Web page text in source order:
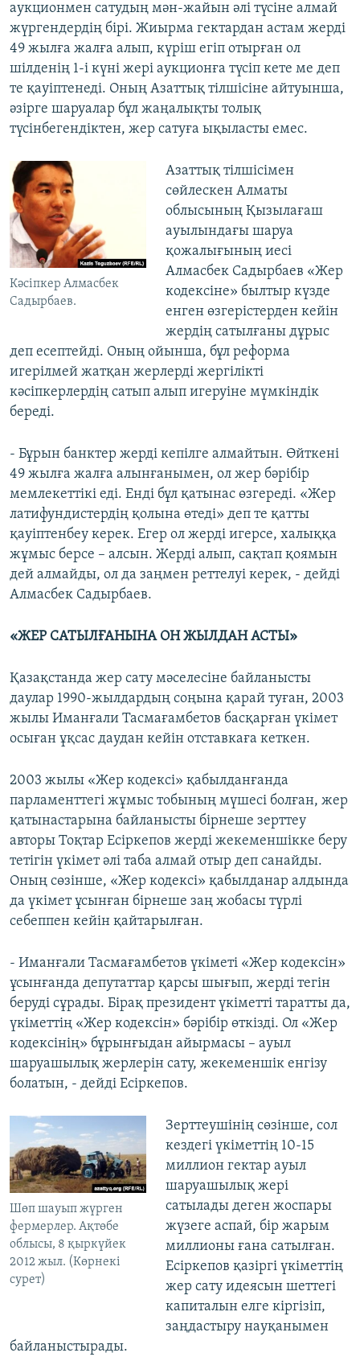
аукционмен сатудың мән-жайын әлі түсіне алмай
жүргендердің бірі. Жиырма гектардан астам жерді
49 жылға жалға алып, күріш егіп отырған ол
шілденің 1-і күні жері аукционға түсіп кете ме деп
те қауіптенеді. Оның Азаттық тілшісіне айтуынша,
әзірге шаруалар бұл жаңалықты толық
түсінбегендіктен, жер сатуға ықыласты емес.
Кәсіпкер Алмасбек
Садырбаев.
Азаттық тілшісімен
сөйлескен Алматы
облысының Қызылағаш
ауылындағы шаруа
қожалығының иесі
Алмасбек Садырбаев «Жер
кодексіне» былтыр күзде
енген өзгерістерден кейін
жердің сатылғаны дұрыс
деп есептейді. Оның ойынша, бұл реформа
игерілмей жатқан жерлерді жергілікті
кәсіпкерлердің сатып алып игеруіне мүмкіндік
береді.
- Бұрын банктер жерді кепілге алмайтын. Өйткені
49 жылға жалға алынғанымен, ол жер бәрібір
мемлекеттікі еді. Енді бұл қатынас өзгереді. «Жер
латифундистердің қолына өтеді» деп те қатты
қауіптенбеу керек. Егер ол жерді игерсе, халыққа
жұмыс берсе – алсын. Жерді алып, сақтап қоямын
дей алмайды, ол да заңмен реттелуі керек, - дейді
Алмасбек Садырбаев.
«ЖЕР САТЫЛҒАНЫНА ОН ЖЫЛДАН АСТЫ»
Қазақстанда жер сату мәселесіне байланысты
даулар 1990-жылдардың соңына қарай туған, 2003
жылы Иманғали Тасмағамбетов басқарған үкімет
осыған ұқсас даудан кейін отставкаға кеткен.
2003 жылы «Жер кодексі» қабылданғанда
парламенттегі жұмыс тобының мүшесі болған, жер
қатынастарына байланысты бірнеше зерттеу
авторы Тоқтар Есіркепов жерді жекеменшікке беру
тетігін үкімет әлі таба алмай отыр деп санайды.
Оның сөзінше, «Жер кодексі» қабылданар алдында
да үкімет ұсынған бірнеше заң жобасы түрлі
себеппен кейін қайтарылған.
- Иманғали Тасмағамбетов үкіметі «Жер кодексін»
ұсынғанда депутаттар қарсы шығып, жерді тегін
беруді сұрады. Бірақ президент үкіметті таратты да,
үкіметтің «Жер кодексін» бәрібір өткізді. Ол «Жер
кодексінің» бұрынғыдан айырмасы – ауыл
шаруашылық жерлерін сату, жекеменшік енгізу
болатын, - дейді Есіркепов.
Шөп шауып жүрген
фермерлер. Ақтөбе
облысы, 8 қыркүйек
2012 жыл. (Көрнекі
сурет)
Зерттеушінің сөзінше, сол
кездегі үкіметтің 10-15
миллион гектар ауыл
шаруашылық жері
сатылады деген жоспары
жүзеге аспай, бір жарым
миллионы ғана сатылған.
Есіркепов қазіргі үкіметтің
жер сату идеясын шеттегі
капиталын елге кіргізіп,
заңдастыру науқанымен
байланыстырады.